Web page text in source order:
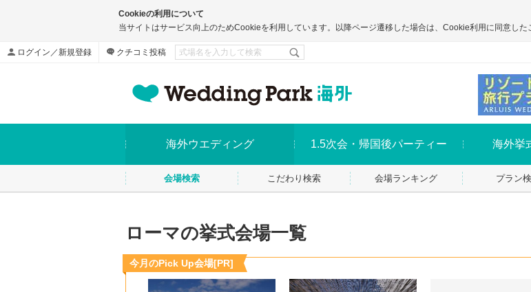
Cookieの利用について
当サイトはサービス向上のためCookieを利用しています。以降ページ遷移した場合は、Cookie利用に同意した
ログイン／新規登録 クチコミ投稿
海外ウエディング 1.5次会・帰国後パーティー 海外挙
会場検索 こだわり検索 会場ランキング プラン
ローマの挙式会場一覧
今月のPick Up会場[PR]